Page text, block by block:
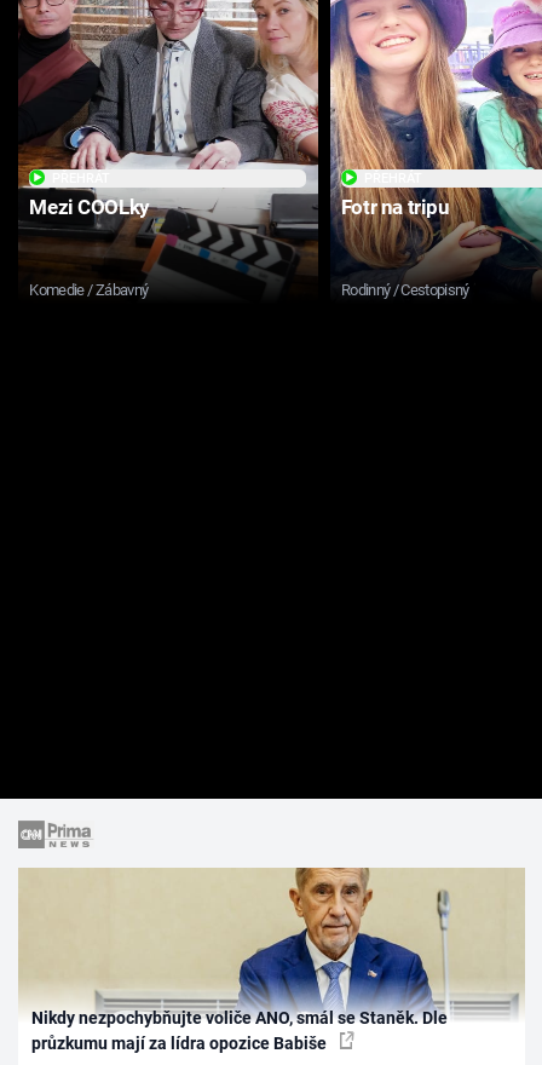
Mezi COOLky
Komedie / Zábavný
Fotr na tripu
Rodinný / Cestopisný
Nikdy nezpochybňujte voliče ANO, smál se Staněk. Dle
průzkumu mají za lídra opozice Babiše